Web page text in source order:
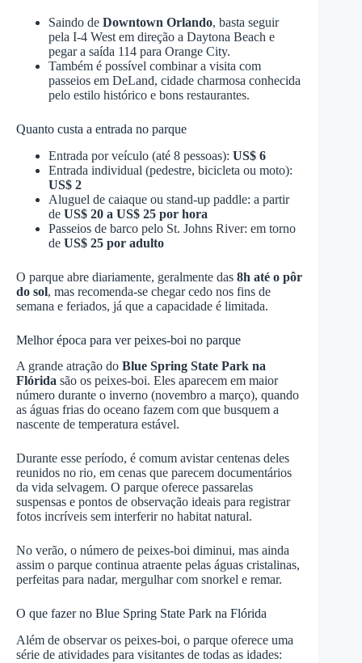
Saindo de Downtown Orlando, basta seguir
pela I-4 West em direção a Daytona Beach e
pegar a saída 114 para Orange City.
Também é possível combinar a visita com
passeios em DeLand, cidade charmosa conhecida
pelo estilo histórico e bons restaurantes.
Quanto custa a entrada no parque
Entrada por veículo (até 8 pessoas): US$ 6
Entrada individual (pedestre, bicicleta ou moto):
US$ 2
Aluguel de caiaque ou stand-up paddle: a partir
de US$ 20 a US$ 25 por hora
Passeios de barco pelo St. Johns River: em torno
de US$ 25 por adulto
O parque abre diariamente, geralmente das 8h até o pôr
do sol, mas recomenda-se chegar cedo nos fins de
semana e feriados, já que a capacidade é limitada.
Melhor época para ver peixes-boi no parque
A grande atração do Blue Spring State Park na
Flórida são os peixes-boi. Eles aparecem em maior
número durante o inverno (novembro a março), quando
as águas frias do oceano fazem com que busquem a
nascente de temperatura estável.
Durante esse período, é comum avistar centenas deles
reunidos no rio, em cenas que parecem documentários
da vida selvagem. O parque oferece passarelas
suspensas e pontos de observação ideais para registrar
fotos incríveis sem interferir no habitat natural.
No verão, o número de peixes-boi diminui, mas ainda
assim o parque continua atraente pelas águas cristalinas,
perfeitas para nadar, mergulhar com snorkel e remar.
O que fazer no Blue Spring State Park na Flórida
Além de observar os peixes-boi, o parque oferece uma
série de atividades para visitantes de todas as idades: